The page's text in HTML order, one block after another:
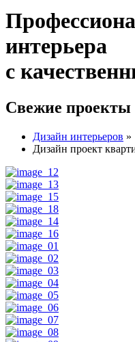
интерьера
с
Свежие проекты
Дизайн интерьеров »
Дизайн проект